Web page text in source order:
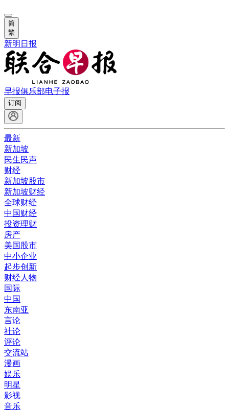
简
繁
新明日报
早报俱乐部电子报
订阅
最新
新加坡
民生民声
财经
新加坡股市
新加坡财经
全球财经
中国财经
投资理财
房产
美国股市
中小企业
起步创新
财经人物
国际
中国
东南亚
言论
社论
评论
交流站
漫画
娱乐
明星
影视
音乐